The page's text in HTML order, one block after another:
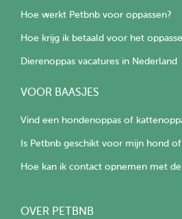
Hoe werkt Petbnb voor oppassen?
Hoe krijg ik betaald voor het
Dierenoppas vacatures in Nederland
VOOR BAASJES
Vind een hondenoppas of
Is Petbnb geschikt voor mijn hond of
Hoe kan ik contact opnemen met de
OVER PETBNB